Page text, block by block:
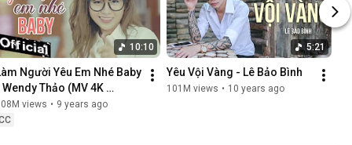
10:10
Người Yêu Em Nhé Baby
Wendy Thảo (MV 4K
views • 9 years ago
5:21
Yêu Vội Vàng - Lê Bảo Bình
101M views • 10 years ago